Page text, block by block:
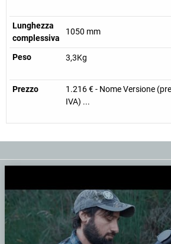
Lunghezza
complessiva
1050 mm
Peso 3,3Kg
Prezzo
1.216 € - Nome Versione
IVA) ...